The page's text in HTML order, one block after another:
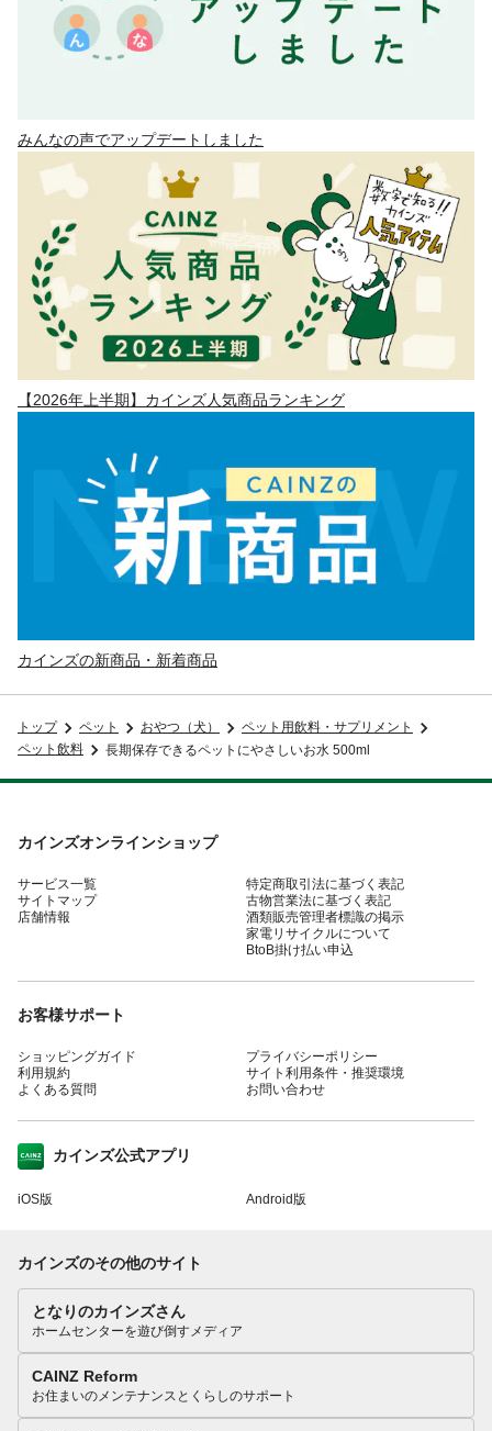
みんなの声でアップデートしました
【2026年上半期】カインズ人気商品ランキング
カインズの新商品・新着商品
トップ ペット おやつ（犬）
ペット用飲料・サプリメント
ペット飲料
長期保存できるペットにやさしいお水 500ml
カインズオンラインショップ
サービス一覧
サイトマップ
店舗情報
特定商取引法に基づく表記
古物営業法に基づく表記
酒類販売管理者標識の掲示
家電リサイクルについて
BtoB掛け払い申込
お客様サポート
ショッピングガイド
利用規約
よくある質問
プライバシーポリシー
サイト利用条件・推奨環境
お問い合わせ
カインズ公式アプリ
iOS版 Android版
カインズのその他のサイト
となりのカインズさん
ホームセンターを遊び倒すメディア
CAINZ Reform
お住まいのメンテナンスとくらしのサポート